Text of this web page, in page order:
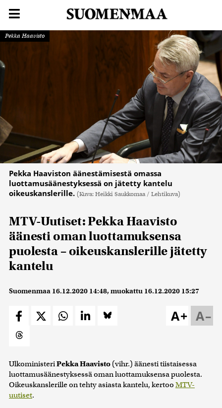
Pekka Haavisto
Pekka Haaviston äänestämisestä omassa
luottamusäänestyksessä on jätetty kantelu
oikeuskanslerille. (Kuva: Heikki Saukkomaa / Lehtikuva)
MTV-Uutiset: Pekka Haavisto
äänesti oman luottamuksensa
puolesta – oikeuskanslerille jätetty
kantelu
Suomenmaa 16.12.2020 14:48, muokattu 16.12.2020 15:27
A–
A+
UlkoministeriPekka Haavisto (vihr.) äänesti tiistaisessa
luottamusäänestyksessä oman luottamuksensa puolesta.
Oikeuskanslerille on tehty asiasta kantelu, kertoo MTV-
uutiset.